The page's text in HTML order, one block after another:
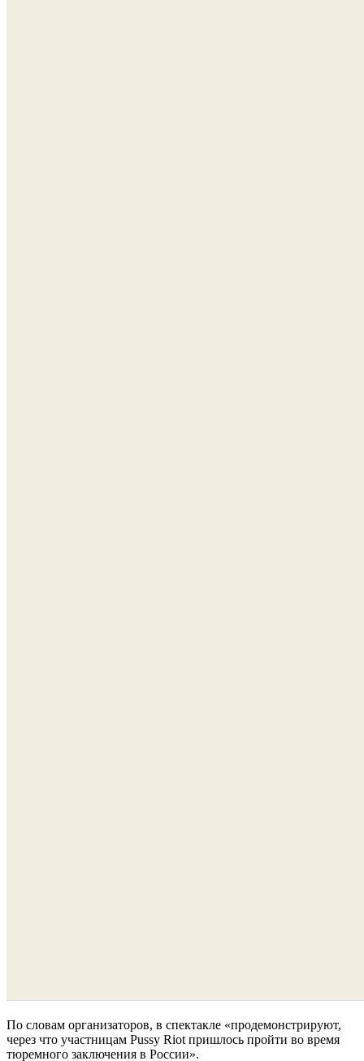
По словам организаторов, в спектакле «продемонстрируют,
через что участницам Pussy Riot пришлось пройти во время
тюремного заключения в России».